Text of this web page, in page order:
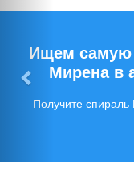
Ищем самую
Мирена в
Получите